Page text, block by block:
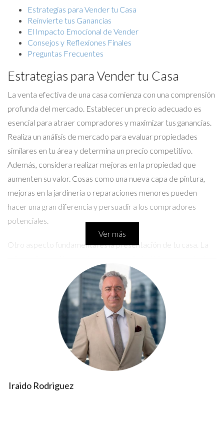
Estrategias para Vender tu Casa
Reinvierte tus Ganancias
El Impacto Emocional de Vender
Consejos y Reflexiones Finales
Preguntas Frecuentes
Estrategias para Vender tu Casa
La venta efectiva de una casa comienza con una comprensión
profunda del mercado. Establecer un precio adecuado es
esencial para atraer compradores y maximizar tus ganancias.
Realiza un análisis de mercado para evaluar propiedades
similares en tu área y determina un precio competitivo.
Además, considera realizar mejoras en la propiedad que
aumenten su valor. Cosas como una nueva capa de pintura,
mejoras en la jardinería o reparaciones menores pueden
hacer una gran diferencia y persuadir a los compradores
potenciales.
Otro aspecto fundamental es la presentación de tu casa. La
puede captar la atención de los compradores de inmediato.
Organiza el espacio para que sea acogedor y utiliza la
iluminación natural al máximo. Además, considera la posibilidad
de contratar a un fotógrafo profesional para tomar fotografías
que resalten las características más atractivas de tu hogar.
Finalmente, colabora con un agente inmobiliario que compre y
venda en el área. Un buen agente no solo tiene conexiones y
experiencia, sino que puede ofrecerte consejos sobre cómo
Ver más
Iraido Rodriguez